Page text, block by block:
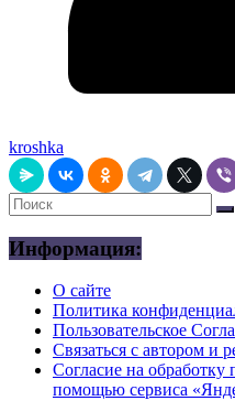
kroshka
Информация:
О сайте
Политика
Пользовательское
Связаться с автором и
Согласие на
помощью сервиса